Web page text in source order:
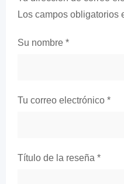
Los campos obligatorios
Su nombre *
Tu correo electrónico *
Título de la reseña *